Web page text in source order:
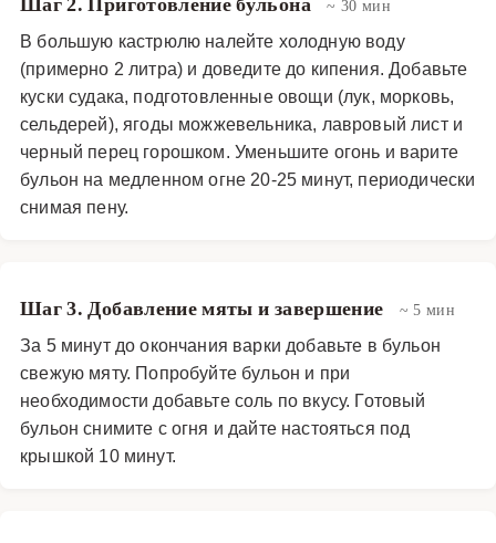
~ 30 мин
В большую кастрюлю налейте холодную воду
(примерно 2 литра) и доведите до кипения. Добавьте
куски судака, подготовленные овощи (лук, морковь,
сельдерей), ягоды можжевельника, лавровый лист и
черный перец горошком. Уменьшите огонь и варите
бульон на медленном огне 20-25 минут, периодически
снимая пену.
Шаг 3. Добавление мяты и завершение ~ 5 мин
За 5 минут до окончания варки добавьте в бульон
свежую мяту. Попробуйте бульон и при
необходимости добавьте соль по вкусу. Готовый
бульон снимите с огня и дайте настояться под
крышкой 10 минут.